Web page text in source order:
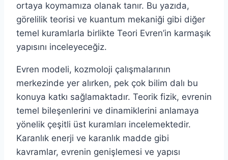
ortaya koymamıza olanak tanır. Bu yazıda,
görelilik teorisi ve kuantum mekaniği gibi diğer
temel kuramlarla birlikte Teori Evren’in karmaşık
yapısını inceleyeceğiz.
Evren modeli, kozmoloji çalışmalarının
merkezinde yer alırken, pek çok bilim dalı bu
konuya katkı sağlamaktadır. Teorik fizik, evrenin
temel bileşenlerini ve dinamiklerini anlamaya
yönelik çeşitli üst kuramları incelemektedir.
Karanlık enerji ve karanlık madde gibi
kavramlar, evrenin genişlemesi ve yapısı